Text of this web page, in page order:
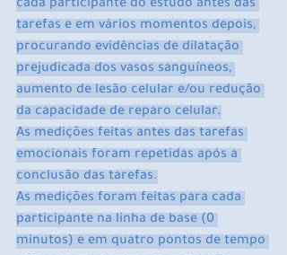
cada participante do estudo antes das
tarefas e em vários momentos depois,
procurando evidências de dilatação
prejudicada dos vasos sanguíneos,
aumento de lesão celular e/ou redução
da capacidade de reparo celular.
As medições feitas antes das tarefas
emocionais foram repetidas após a
conclusão das tarefas.
As medições foram feitas para cada
participante na linha de base (0
minutos) e em quatro pontos de tempo